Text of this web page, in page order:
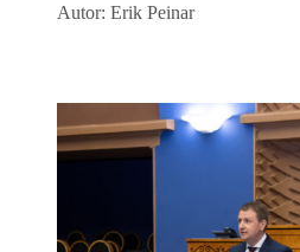
Autor: Erik Peinar